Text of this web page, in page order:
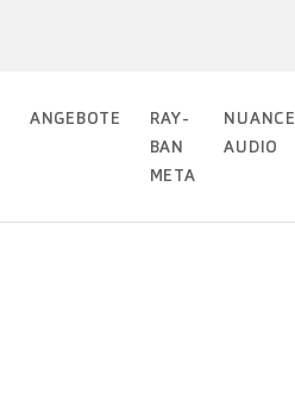
ANGEBOTE
RAY-
BAN
META
NUANCE
AUDIO